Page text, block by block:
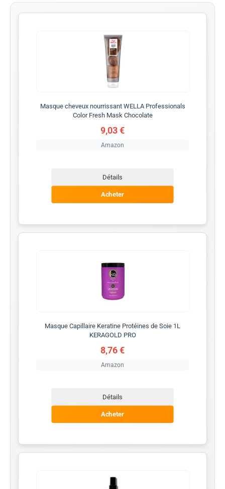
Masque cheveux nourrissant WELLA Professionals
Color Fresh Mask Chocolate
9,03 €
Amazon
Détails
Acheter
Masque Capillaire Keratine Protéines de Soie 1L
KERAGOLD PRO
8,76 €
Amazon
Détails
Acheter